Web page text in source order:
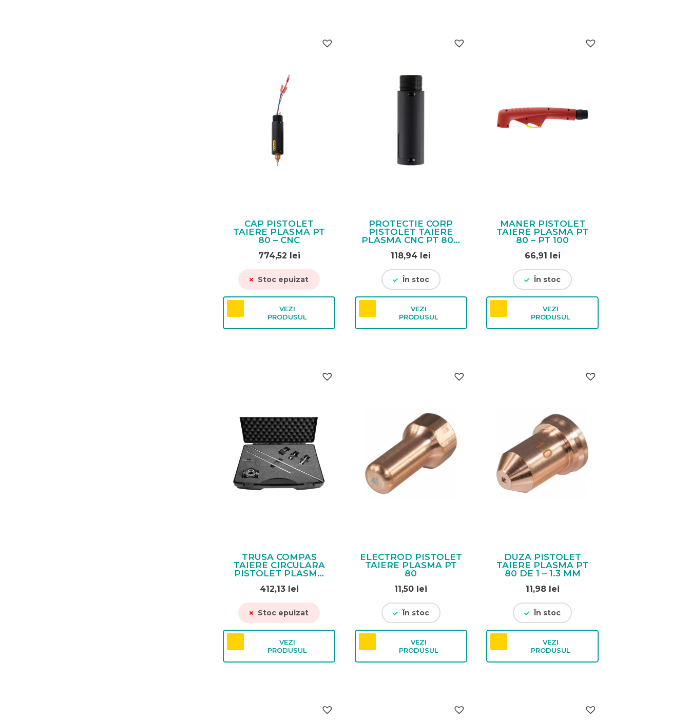
CAP PISTOLET
TAIERE PLASMA PT
80 – CNC
774,52 lei
Stoc epuizat
VEZI
PRODUSUL
PROTECTIE CORP
PISTOLET TAIERE
PLASMA CNC PT 80 –
118,94 lei
În stoc
VEZI
PRODUSUL
MANER PISTOLET
TAIERE PLASMA PT
80 – PT 100
66,91 lei
În stoc
VEZI
PRODUSUL
TRUSA COMPAS
TAIERE CIRCULARA
PISTOLET PLASMA
412,13 lei
Stoc epuizat
VEZI
PRODUSUL
ELECTROD PISTOLET
TAIERE PLASMA PT
80
11,50 lei
În stoc
VEZI
PRODUSUL
DUZA PISTOLET
TAIERE PLASMA PT
80 DE 1 – 1.3 MM
11,98 lei
În stoc
VEZI
PRODUSUL